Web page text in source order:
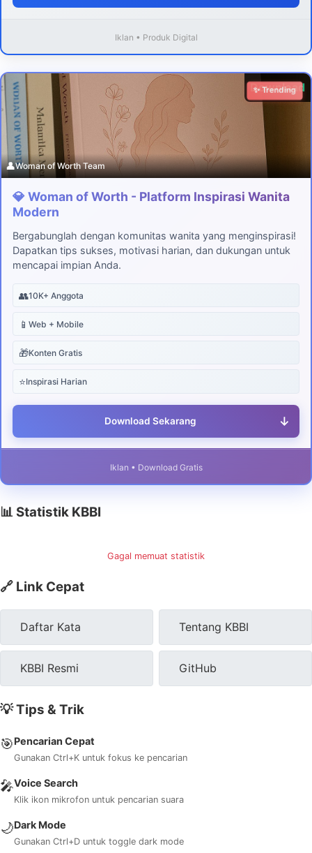
Iklan • Produk Digital
Download
✨ Trending
👤Woman of Worth Team
💎 Woman of Worth - Platform Inspirasi Wanita
Modern
Bergabunglah dengan komunitas wanita yang menginspirasi!
Dapatkan tips sukses, motivasi harian, dan dukungan untuk
mencapai impian Anda.
👥10K+ Anggota
📱 Web + Mobile
🎁Konten Gratis
⭐Inspirasi Harian
Download Sekarang ↓
Iklan • Download Gratis
📊 Statistik KBBI
Gagal memuat statistik
🔗 Link Cepat
Daftar Kata Tentang KBBI
KBBI Resmi GitHub
💡 Tips & Trik
🎯Pencarian Cepat
Gunakan Ctrl+K untuk fokus ke pencarian
🎤Voice Search
Klik ikon mikrofon untuk pencarian suara
🌙Dark Mode
Gunakan Ctrl+D untuk toggle dark mode